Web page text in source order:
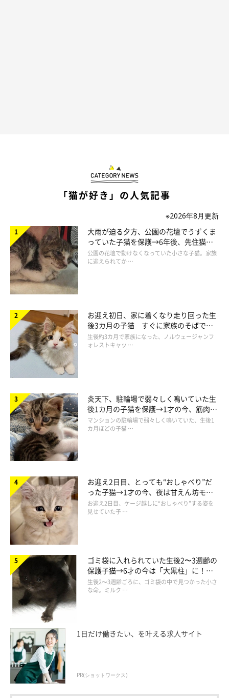
「猫が好き」の人気記事
※2026年8月更新
大雨が迫る夕方、公園の花壇でうずくま
っていた子猫を保護→6年後、先住猫
と“姉妹”のような関係に
公園の花壇で動けなくなっていた小さな子猫。家族
に迎えられてか …
お迎え初日、家に着くなり走り回った生
後3カ月の子猫 すぐに家族のそばで落
ち着く姿に「迎えてよかった」
生後約3カ月で家族になった、ノルウェージャンフ
ォレストキャッ …
炎天下、駐輪場で弱々しく鳴いていた生
後1カ月の子猫を保護→1才の今、筋肉質
でツンデレなコに成長
マンションの駐輪場で弱々しく鳴いていた、生後1
カ月ほどの子猫 …
お迎え2日目、とっても“おしゃべり”だ
った子猫→1才の今、夜は甘えん坊モー
ドになるコに成長！
お迎え2日目、ケージ越しに“おしゃべり”する姿を
見せていた子 …
ゴミ袋に入れられていた生後2〜3週齢の
保護子猫→6才の今は「大黒柱」に！
美しい黒猫に成長した姿にグッとくる
生後2〜3週齢ごろに、ゴミ袋の中で見つかった小さ
な命。ミルク …
1日だけ働きたい、を叶える求人サイト
PR(ショットワークス)